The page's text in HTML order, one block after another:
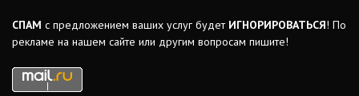
СПАМ с предложением ваших услуг будет ИГНОРИРОВАТЬСЯ! По
рекламе на нашем сайте или другим вопросам пишите!